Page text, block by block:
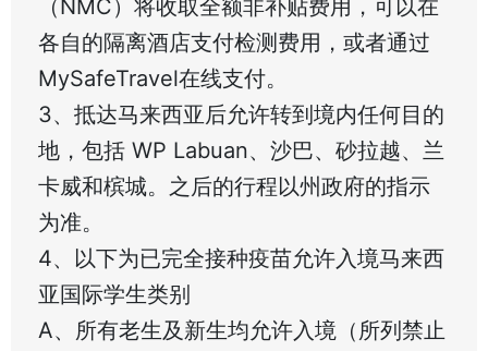
（NMC）将收取全额非补贴费用，可以在
各自的隔离酒店支付检测费用，或者通过
MySafeTravel在线支付。
3、抵达马来西亚后允许转到境内任何目的
地，包括 WP Labuan、沙巴、砂拉越、兰
卡威和槟城。之后的行程以州政府的指示
为准。
4、以下为已完全接种疫苗允许入境马来西
亚国际学生类别
A、所有老生及新生均允许入境（所列禁止